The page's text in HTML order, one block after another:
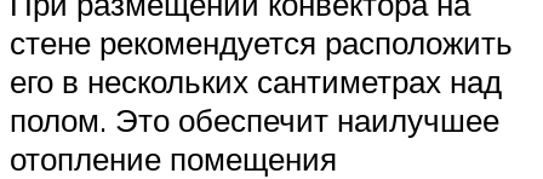
стене рекомендуется расположить
его в нескольких сантиметрах над
полом. Это обеспечит наилучшее
отопление помещения